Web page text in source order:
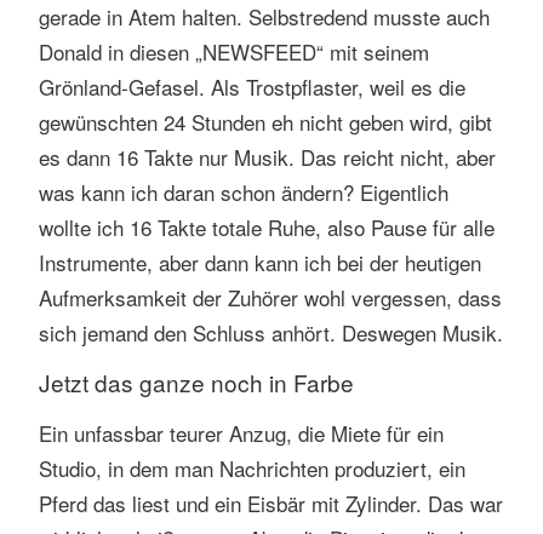
gerade in Atem halten. Selbstredend musste auch
Donald in diesen „NEWSFEED“ mit seinem
Grönland-Gefasel. Als Trostpflaster, weil es die
gewünschten 24 Stunden eh nicht geben wird, gibt
es dann 16 Takte nur Musik. Das reicht nicht, aber
was kann ich daran schon ändern? Eigentlich
wollte ich 16 Takte totale Ruhe, also Pause für alle
Instrumente, aber dann kann ich bei der heutigen
Aufmerksamkeit der Zuhörer wohl vergessen, dass
sich jemand den Schluss anhört. Deswegen Musik.
Jetzt das ganze noch in Farbe
Ein unfassbar teurer Anzug, die Miete für ein
Studio, in dem man Nachrichten produziert, ein
Pferd das liest und ein Eisbär mit Zylinder. Das war